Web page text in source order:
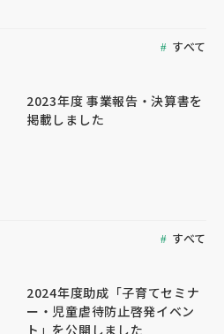
すべて
2023年度 事業報告・決算書を
掲載しました
すべて
2024年度助成「子育てセミナ
ー・児童虐待防止啓発イベン
ト」を公開しました